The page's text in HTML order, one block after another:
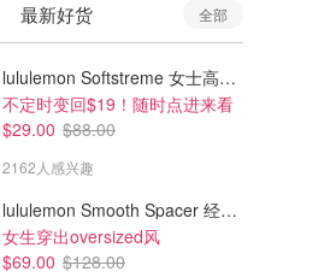
最新好货 全部
lululemon Softstreme 女士高腰短裤 10cm
不定时变回$19！随时点进来看
$29.00 $88.00
2162人感兴趣
lululemon Smooth Spacer 经典卫衣
女生穿出oversized风
$69.00 $128.00